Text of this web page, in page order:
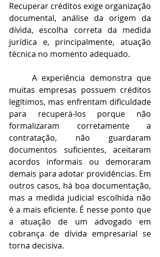
Recuperar créditos exige organização
documental, análise da origem da
dívida, escolha correta da medida
jurídica e, principalmente, atuação
técnica no momento adequado.
muitas empresas possuem créditos
legítimos, mas enfrentam dificuldade
para recuperá-los porque não
formalizaram corretamente a
contratação, não guardaram
documentos suficientes, aceitaram
acordos informais ou demoraram
demais para adotar providências. Em
outros casos, há boa documentação,
mas a medida judicial escolhida não
é a mais eficiente. É nesse ponto que
a atuação de um advogado em
cobrança de dívida empresarial se
torna decisiva.